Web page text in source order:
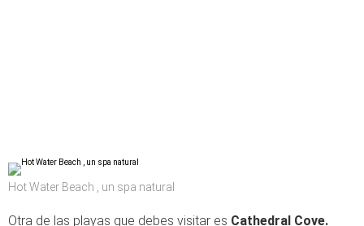
Hot Water Beach , un spa natural
Otra de las playas que debes visitar es Cathedral Cove.